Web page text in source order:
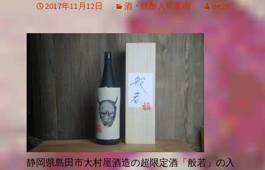
2017年11月12日 酒・焼酎入荷案内 ee26
静岡県島田市大村屋酒造の超限定酒「般若」の入